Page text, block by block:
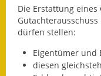
Die Erstattung
dürfen stellen:
Eigentümer und
diesen